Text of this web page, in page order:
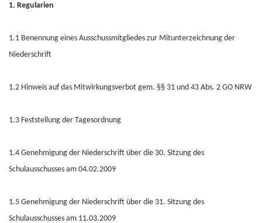
1. Regularien
1.1 Benennung eines Ausschussmitgliedes zur Mitunterzeichnung der
Niederschrift
1.2 Hinweis auf das Mitwirkungsverbot gem. §§ 31 und 43 Abs. 2 GO NRW
1.3 Feststellung der Tagesordnung
1.4 Genehmigung der Niederschrift über die 30. Sitzung des
Schulausschusses am 04.02.2009
1.5 Genehmigung der Niederschrift über die 31. Sitzung des
Schulausschusses am 11.03.2009